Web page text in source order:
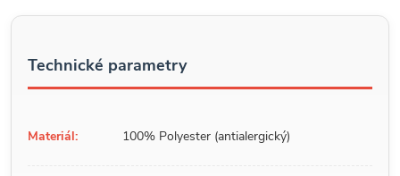
Technické parametry
Materiál: 100% Polyester (antialergický)